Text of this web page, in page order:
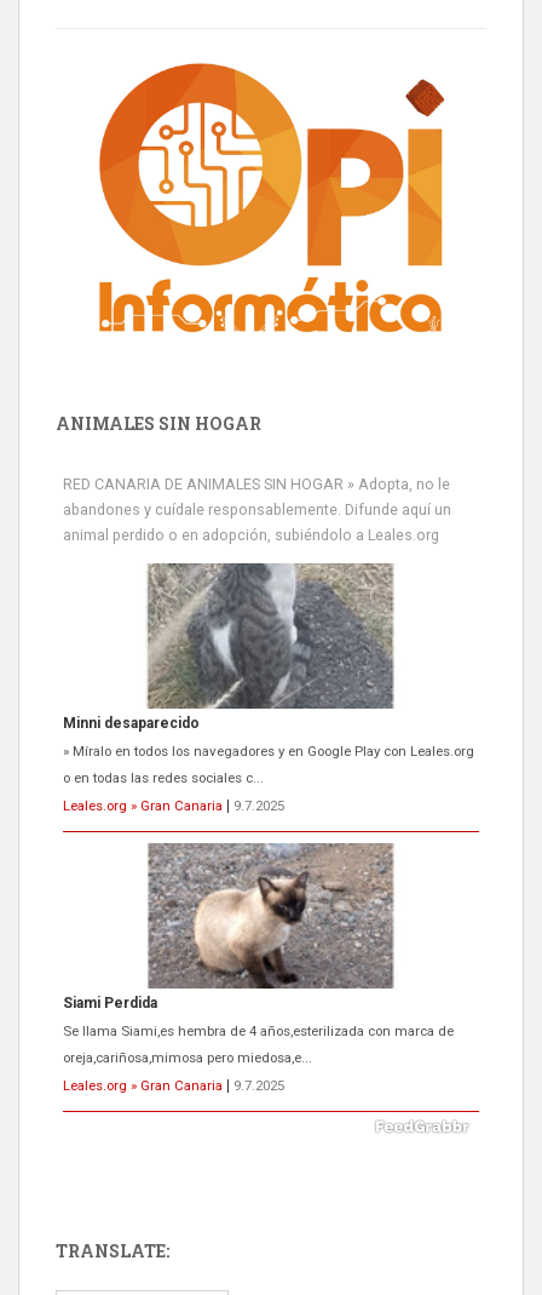
ANIMALES SIN HOGAR
RED CANARIA DE ANIMALES SIN HOGAR » Adopta, no le
abandones y cuídale responsablemente. Difunde aquí un
animal perdido o en adopción, subiéndolo a Leales.org
Minni desaparecido
» Míralo en todos los navegadores y en Google Play con Leales.org
o en todas las redes sociales c...
Leales.org » Gran Canaria
9.7.2025
Siami Perdida
Se llama Siami,es hembra de 4 años,esterilizada con marca de
oreja,cariñosa,mimosa pero miedosa,e...
Leales.org » Gran Canaria
9.7.2025
TRANSLATE: